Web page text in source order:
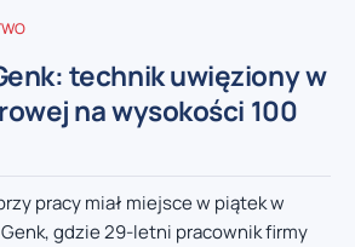
technik uwięziony w
na wysokości 100
pracy miał miejsce w piątek w
gdzie 29-letni pracownik firmy